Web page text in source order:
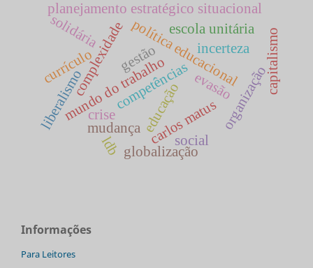
competências
educação
mundo do trabalhopolítica educacional
planejamento estratégico situacional
carlos matus
gestão
complexidade incerteza
crise
mudança organização
liberalismo
globalização
capitalismo
social
solidária escola unitária
ldb
currículo evasão
Informações
Para Leitores